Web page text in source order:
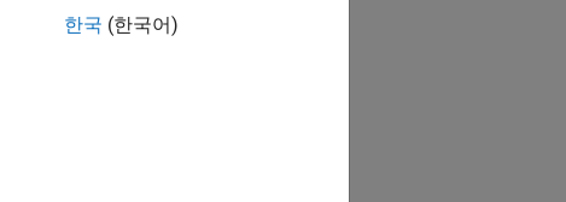
한국 (한국어)